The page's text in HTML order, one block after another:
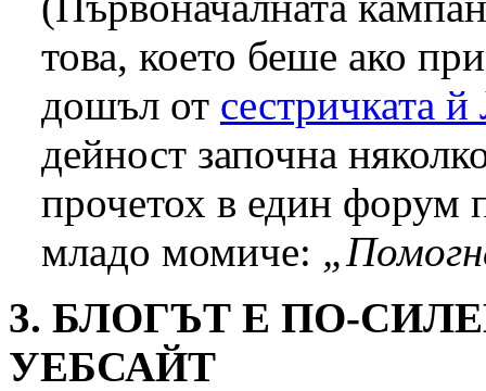
това, което беше ако
дошъл от сестричката
дейност започна
прочетох в един форум
младо момиче:
3. БЛОГЪТ Е ПО-
УЕБСАЙТ